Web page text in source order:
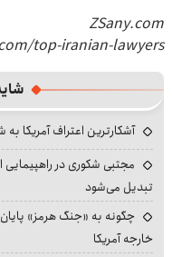
ZSany.com
top-iranian-lawyers/
آشکارترین اعتراف آمریکا به
مجتبی شکوری در راهپیمایی
تبدیل می‌شود
چگونه به «جنگ هرمز»
خارجه آمریکا